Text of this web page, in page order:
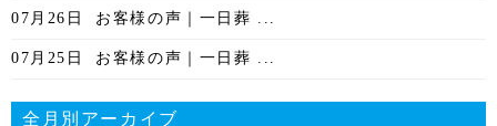
07月26日 お客様の声｜一日葬 ...
07月25日 お客様の声｜一日葬 ...
全月別アーカイブ